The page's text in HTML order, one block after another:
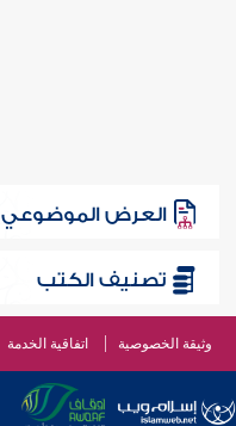
العرض الموضوعي
تصنيف الكتب
وثيقة الخصوصية اتفاقية الخدمة